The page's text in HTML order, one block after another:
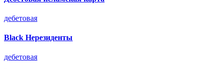
дебетовая
Black Нерезиденты
дебетовая